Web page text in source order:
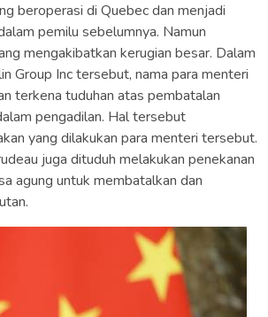
beroperasi di Quebec dan menjadi
pemilu sebelumnya. Namun
mengakibatkan kerugian besar. Dalam
Group Inc tersebut, nama para menteri
terkena tuduhan atas pembatalan
pengadilan. Hal tersebut
yang dilakukan para menteri tersebut.
juga dituduh melakukan penekanan
agung untuk membatalkan dan